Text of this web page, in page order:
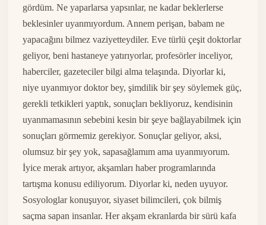
gördüm. Ne yaparlarsa yapsınlar, ne kadar beklerlerse
beklesinler uyanmıyordum. Annem perişan, babam ne
yapacağını bilmez vaziyetteydiler. Eve türlü çeşit doktorlar
geliyor, beni hastaneye yatırıyorlar, profesörler inceliyor,
haberciler, gazeteciler bilgi alma telaşında. Diyorlar ki,
niye uyanmıyor doktor bey, şimdilik bir şey söylemek güç,
gerekli tetkikleri yaptık, sonuçları bekliyoruz, kendisinin
uyanmamasının sebebini kesin bir şeye bağlayabilmek için
sonuçları görmemiz gerekiyor. Sonuçlar geliyor, aksi,
olumsuz bir şey yok, sapasağlamım ama uyanmıyorum.
İyice merak artıyor, akşamları haber programlarında
tartışma konusu ediliyorum. Diyorlar ki, neden uyuyor.
Sosyologlar konuşuyor, siyaset bilimcileri, çok bilmiş
saçma sapan insanlar. Her akşam ekranlarda bir sürü kafa